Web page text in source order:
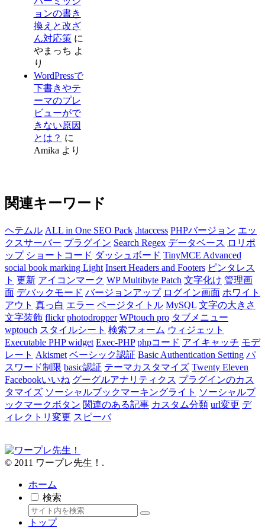
ョンの書き
換えと改ざ
ん対応策に
やまっち よ
り
WordPressで
下書きやテ
ーマのプレ
ビューがで
きない原因
とは？ に
Amikaより
関連キーワード
ヘテムル ALL in One SEO Pack .htaccess PHPバージョン エッ
クスサーバー プラグイン Search Regex データベース ロリポ
ップ ショートコード ダッシュボード TinyMCE Advanced
social book marking Light Insert Headers and Footers ピンタレス
ト 更新 アイコンマーク WP Multibyte Patch 文字化け 管理画
面 デバックモード バージョンアップ ログイン画面 ホワイト
アウト 真っ白 エラー ページタイトル MySQL 文字の大きさ
文字装飾 flickr photodropper WPtouch pro タブメニュー
wptouch スタイルシート 検索フォーム ウィジェット
Executable PHP widget Exec-PHP phpコード アイキャッチ モデ
レート Akismet ベーシック認証 Basic Authentication Setting パ
スワード制限 basic認証 テーマカスタマイズ Twenty Eleven
Facebookいいね グーグルアナリティクス プラグインのカス
タマイズ ソーシャルブックマーキングライト ソーシャルブ
ックマークボタン 関連のある記事 カスタム分類 url変更 デ
ィレクトリ変更 スピーバ
© 2011 ワープレ先生！.
ホーム
検索
トップ